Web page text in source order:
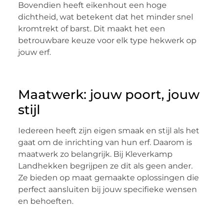
Bovendien heeft eikenhout een hoge
dichtheid, wat betekent dat het minder snel
kromtrekt of barst. Dit maakt het een
betrouwbare keuze voor elk type hekwerk op
jouw erf.
Maatwerk: jouw poort, jouw
stijl
Iedereen heeft zijn eigen smaak en stijl als het
gaat om de inrichting van hun erf. Daarom is
maatwerk zo belangrijk. Bij Kleverkamp
Landhekken begrijpen ze dit als geen ander.
Ze bieden op maat gemaakte oplossingen die
perfect aansluiten bij jouw specifieke wensen
en behoeften.